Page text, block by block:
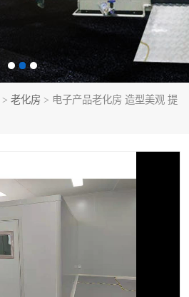
> 老化房 > 电子产品老化房 造型美观 提